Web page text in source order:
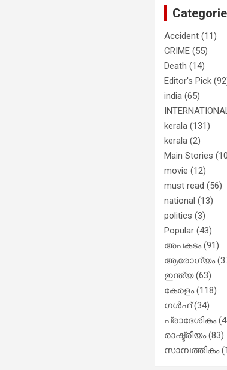
Accident (11)
CRIME (55)
Death (14)
Editor's Pick
india (65)
kerala (131)
kerala (2)
Main Stories
movie (12)
must read (56)
national (13)
politics (3)
Popular (43)
അപകടം(91)
ആരോഗ്യം
ഇന്ത്യ(63)
കേരളം(118)
ഗൾഫ്(34)
പ്രാദേശികം
രാഷ്ട്രീയം(83)
സാമ്പത്തികം